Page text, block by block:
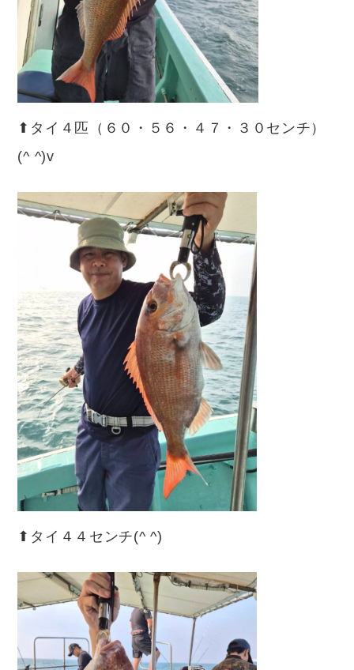
⬆︎タイ４匹（６０・５６・４７・３０センチ）
(^ ^)v
⬆︎タイ４４センチ(^ ^)